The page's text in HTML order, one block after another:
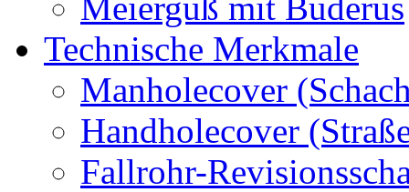
Technische Merkmale
Manholecover
Handholecover
Fallrohr-